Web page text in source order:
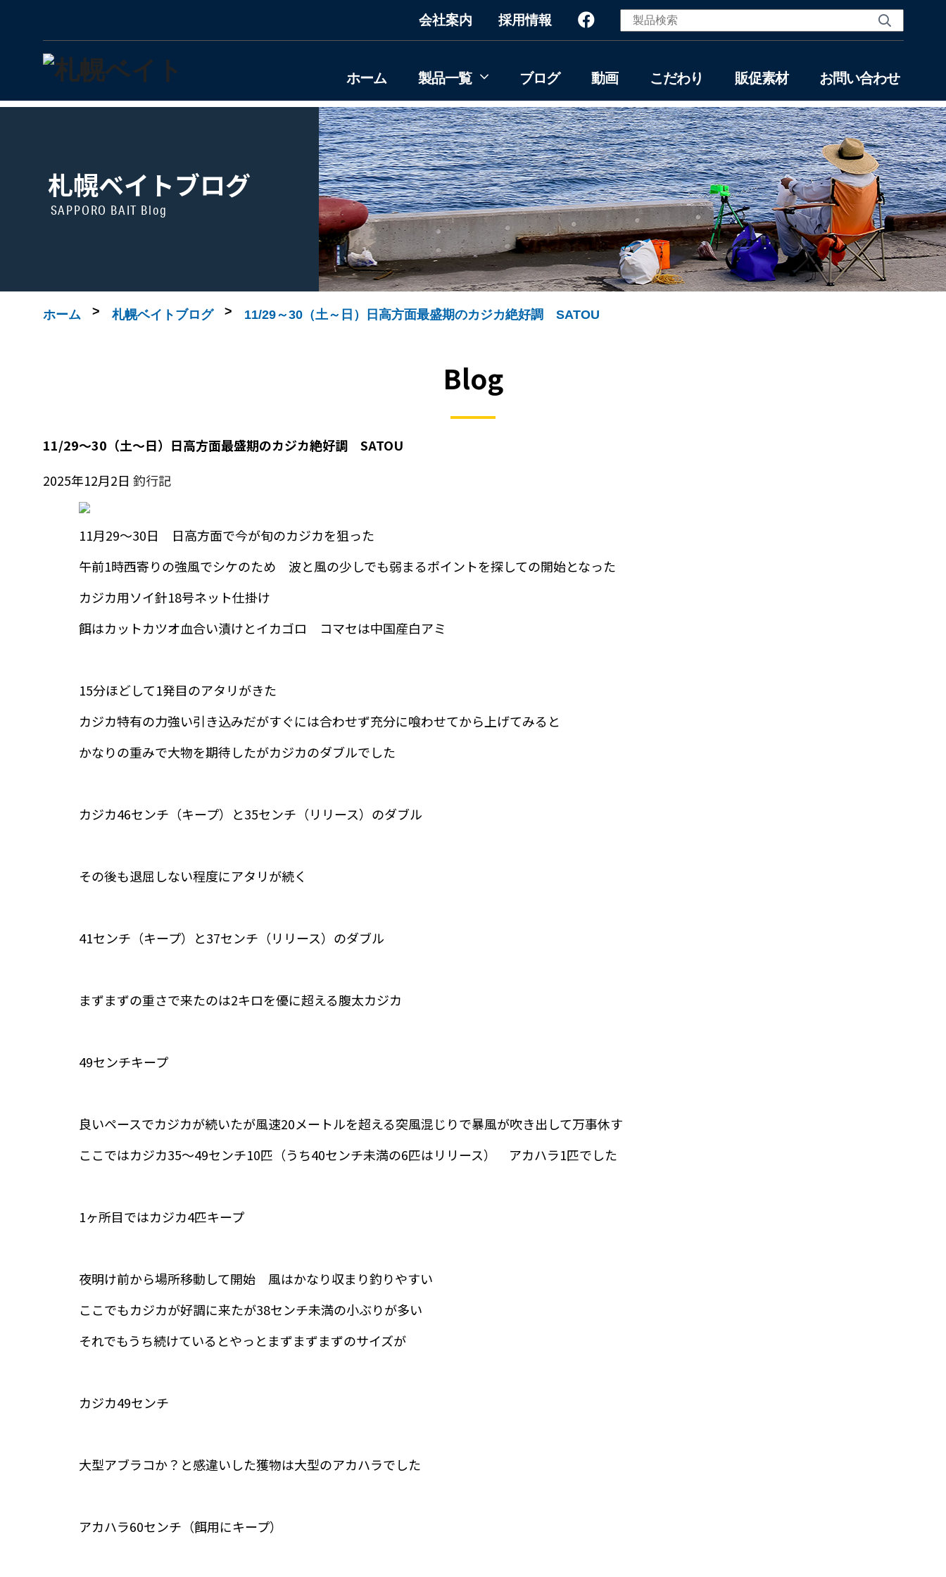
会社案内 採用情報
ホーム 製品一覧 ブログ 動画 こだわり 販促素材 お問い合わせ
札幌ベイトブログ
SAPPORO BAIT Blog
ホーム > 札幌ベイトブログ > 11/29～30（土～日）日高方面最盛期のカジカ絶好調 SATOU
Blog
11/29～30（土～日）日高方面最盛期のカジカ絶好調 SATOU
2025年12月2日 釣行記
11月29～30日 日高方面で今が旬のカジカを狙った
午前1時西寄りの強風でシケのため 波と風の少しでも弱まるポイントを探しての開始となった
カジカ用ソイ針18号ネット仕掛け
餌はカットカツオ血合い漬けとイカゴロ コマセは中国産白アミ
15分ほどして1発目のアタリがきた
カジカ特有の力強い引き込みだがすぐには合わせず充分に喰わせてから上げてみると
かなりの重みで大物を期待したがカジカのダブルでした
カジカ46センチ（キープ）と35センチ（リリース）のダブル
その後も退屈しない程度にアタリが続く
41センチ（キープ）と37センチ（リリース）のダブル
まずまずの重さで来たのは2キロを優に超える腹太カジカ
49センチキープ
良いペースでカジカが続いたが風速20メートルを超える突風混じりで暴風が吹き出して万事休す
ここではカジカ35～49センチ10匹（うち40センチ未満の6匹はリリース） アカハラ1匹でした
1ヶ所目ではカジカ4匹キープ
夜明け前から場所移動して開始 風はかなり収まり釣りやすい
ここでもカジカが好調に来たが38センチ未満の小ぶりが多い
それでもうち続けているとやっとまずまずまずのサイズが
カジカ49センチ
大型アブラコか？と感違いした獲物は大型のアカハラでした
アカハラ60センチ（餌用にキープ）